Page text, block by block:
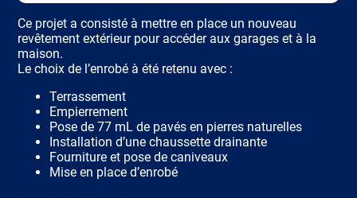
Ce projet a consisté à mettre en place un nouveau
revêtement extérieur pour accéder aux garages et à la
maison.
Le choix de l’enrobé à été retenu avec :
Terrassement
Empierrement
Pose de 77 mL de pavés en pierres naturelles
Installation d’une chaussette drainante
Fourniture et pose de caniveaux
Mise en place d’enrobé